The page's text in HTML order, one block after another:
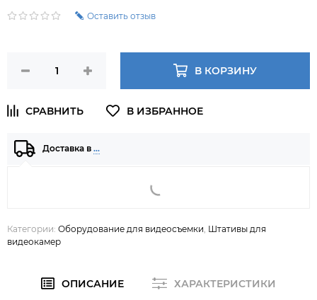
Оставить отзыв
В КОРЗИНУ
Доставка в …
Категории: Оборудование для видеосъемки Штативы для
видеокамер
ОПИСАНИЕ
ХАРАКТЕРИСТИКИ